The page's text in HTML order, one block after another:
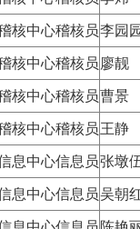
核中心稽核员李园
核中心稽核员廖靓
核中心稽核员曹景
核中心稽核员王静
息中心信息员张墩
息中心信息员吴朝